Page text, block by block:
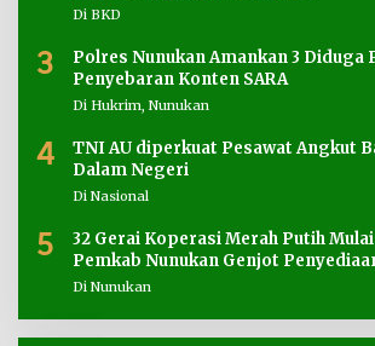
Di BKD
3
Polres Nunukan Amankan 3 Diduga
Penyebaran Konten SARA
Di Hukrim, Nunukan
4
TNI AU diperkuat Pesawat Angkut
Dalam Negeri
Di Nasional
5
32 Gerai Koperasi Merah Putih
Pemkab Nunukan Genjot
Di Nunukan